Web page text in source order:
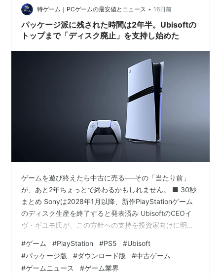
特ゲーム｜PCゲームの最安値とニュース • 16日前
パッケージ派に残された時間は2年半。Ubisoftの
トップまで「ディスク廃止」を支持し始めた
ゲームを遊び終えたら中古に売る──その「当たり前」
が、あと2年ちょっとで終わるかもしれません。 ■ 30秒
まとめ Sonyは2028年1月以降、新作PlayStationゲーム
のディスク生産を終了すると発表済み UbisoftのCEOイ
ヴ・ギユモ氏が、この方針への支持を投資家向けに明言
の成長要因になった」 ディスクドライブがないぶん、本
体を安く作れるという利点も 昨年、PlayStationの売上に
占めるパッケージ版の割合はわずか3%だった ■ 何が起
#ゲーム #PlayStation #PS5 #Ubisoft
#パッケージ版 #ダウンロード版 #中古ゲーム
#ゲームニュース #ゲーム業界